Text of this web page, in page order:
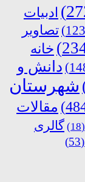
ادبیات
تصاویر
خانه
دانش و
شهرستان
مقالات
(18)
گالری
(53)